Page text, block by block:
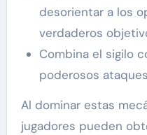
desorientar a los
verdaderos
Combina el sigilo
poderosos
Al dominar estas
jugadores pueden